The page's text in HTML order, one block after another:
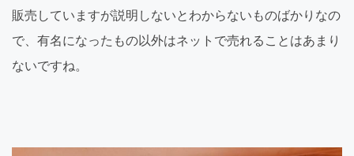
販売していますが説明しないとわからないものばかりなの
で、有名になったもの以外はネットで売れることはあまり
ないですね。